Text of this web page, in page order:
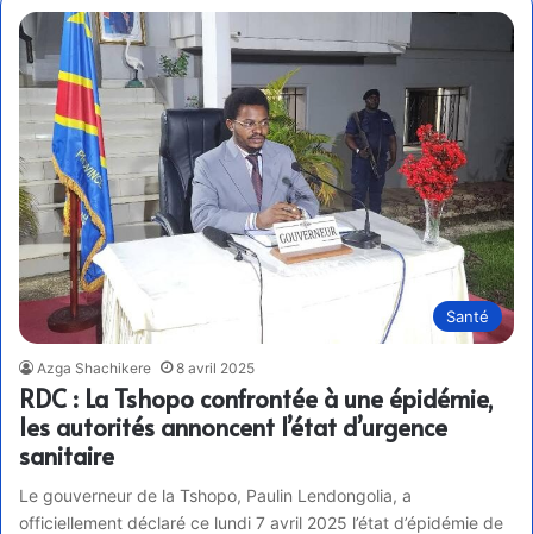
Santé
Azga Shachikere 8 avril 2025
RDC : La Tshopo confrontée à une épidémie,
les autorités annoncent l’état d’urgence
sanitaire
Le gouverneur de la Tshopo, Paulin Lendongolia, a
officiellement déclaré ce lundi 7 avril 2025 l’état d’épidémie de